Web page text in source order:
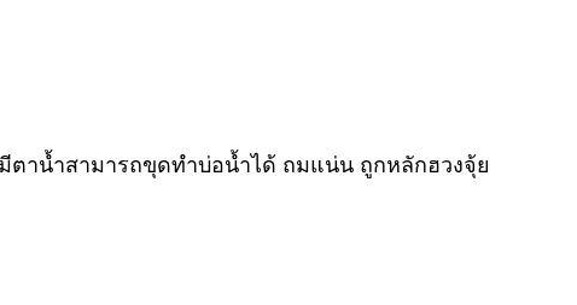
ตาน้ำสามารถขุดทำบ่อน้ำได้ ถมแน่น ถูกหลักฮวงจุ้ย